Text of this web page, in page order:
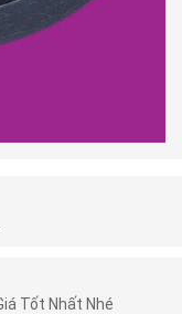
Tốt Nhất Nhé